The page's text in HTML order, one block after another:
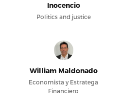
Inocencio
Politics and justice
William Maldonado
Economista y Estratega
Financiero